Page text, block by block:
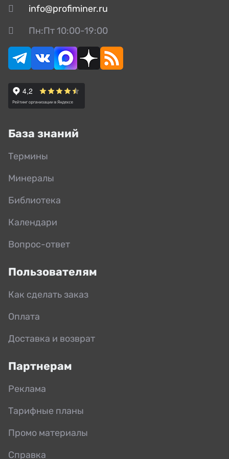
info@profiminer.ru
Пн:Пт 10:00-19:00
База знаний
Термины
Минералы
Библиотека
Календари
Вопрос-ответ
Пользователям
Как сделать заказ
Оплата
Доставка и возврат
Партнерам
Реклама
Тарифные планы
Промо материалы
Справка